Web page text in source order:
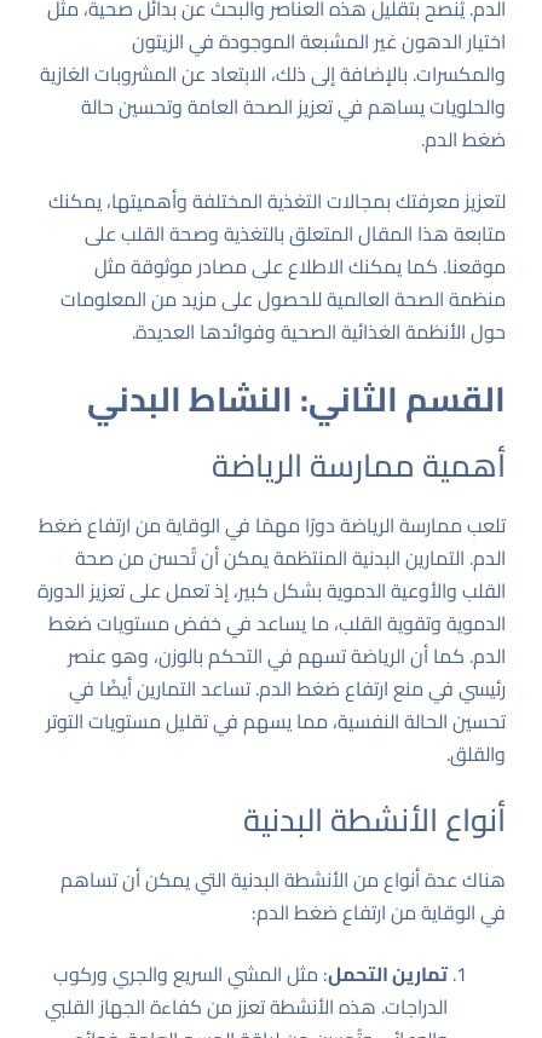
الدم. يُنصح بتقليل هذه العناصر والبحث عن بدائل صحية، مثل
اختيار الدهون غير المشبعة الموجودة في الزيتون
والمكسرات. بالإضافة إلى ذلك، الابتعاد عن المشروبات الغازية
والحلويات يساهم في تعزيز الصحة العامة وتحسين حالة
ضغط الدم.
لتعزيز معرفتك بمجالات التغذية المختلفة وأهميتها، يمكنك
متابعةهذا المقال المتعلق بالتغذية وصحة القلبعلى
موقعنا. كما يمكنك الاطلاع على مصادر موثوقة مثل
منظمة الصحة العالميةللحصول على مزيد من المعلومات
حول الأنظمة الغذائية الصحية وفوائدها العديدة.
القسم الثاني: النشاط البدني
أهمية ممارسة الرياضة
تلعب ممارسة الرياضة دورًا مهمًا في الوقاية من ارتفاع ضغط
الدم. التمارين البدنية المنتظمة يمكن أن تُحسن من صحة
القلب والأوعية الدموية بشكل كبير، إذ تعمل على تعزيز الدورة
الدموية وتقوية القلب، ما يساعد في خفض مستويات ضغط
الدم. كما أن الرياضة تسهم في التحكم بالوزن، وهو عنصر
رئيسي في منع ارتفاع ضغط الدم. تساعد التمارين أيضًا في
تحسين الحالة النفسية، مما يسهم في تقليل مستويات التوتر
والقلق.
أنواع الأنشطة البدنية
هناك عدة أنواع من الأنشطة البدنية التي يمكن أن تساهم
في الوقاية من ارتفاع ضغط الدم:
تمارين التحمل: مثل المشي السريع والجري وركوب
الدراجات. هذه الأنشطة تعزز من كفاءة الجهاز القلبي